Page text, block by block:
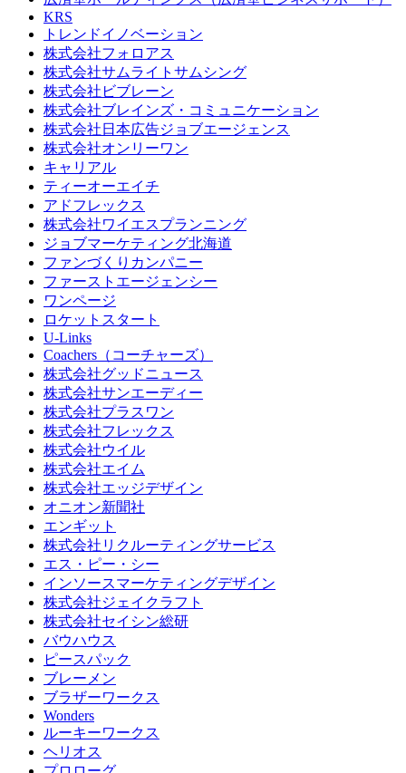
KRS
トレンドイノベーション
株式会社フォロアス
株式会社サムライトサムシング
株式会社ビブレーン
株式会社ブレインズ・コミュニケーション
株式会社日本広告ジョブエージェンス
株式会社オンリーワン
キャリアル
ティーオーエイチ
アドフレックス
株式会社ワイエスプランニング
ジョブマーケティング北海道
ファンづくりカンパニー
ファーストエージェンシー
ワンページ
ロケットスタート
U-Links
Coachers（コーチャーズ）
株式会社グッドニュース
株式会社サンエーディー
株式会社プラスワン
株式会社フレックス
株式会社ウイル
株式会社エイム
株式会社エッジデザイン
オニオン新聞社
エンギット
株式会社リクルーティングサービス
エス・ピー・シー
インソースマーケティングデザイン
株式会社ジェイクラフト
株式会社セイシン総研
バウハウス
ピースパック
ブレーメン
ブラザーワークス
Wonders
ルーキーワークス
ヘリオス